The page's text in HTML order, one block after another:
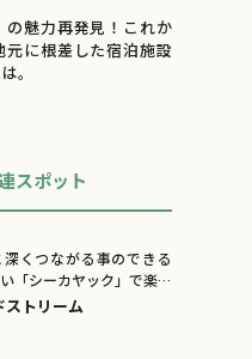
の魅力再発見！これか
元に根差した宿泊施設
。
スポット
くつながる事のできる
「シーカヤック」で楽し
プ！
ストリーム